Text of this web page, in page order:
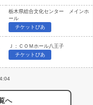
栃木県総合文化センター メインホ
ール
チケットぴあ
Ｊ：ＣＯＭホール八王子
チケットぴあ
へ